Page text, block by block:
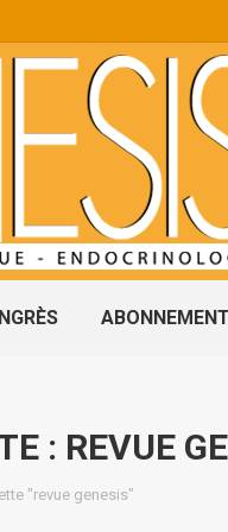
ABONNEMENT
: REVUE
"revue genesis"